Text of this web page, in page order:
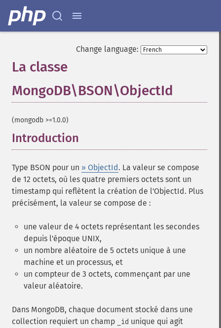
Change language:
La classe
MongoDB\BSON\ObjectId
(mongodb >=1.0.0)
Introduction
Type BSON pour un » ObjectId. La valeur se compose
de 12 octets, où les quatre premiers octets sont un
timestamp qui reflètent la création de l'ObjectId. Plus
précisément, la valeur se compose de :
une valeur de 4 octets représentant les secondes
depuis l'époque UNIX,
un nombre aléatoire de 5 octets unique à une
machine et un processus, et
un compteur de 3 octets, commençant par une
valeur aléatoire.
Dans MongoDB, chaque document stocké dans une
collection requiert un champ
_id unique qui agit